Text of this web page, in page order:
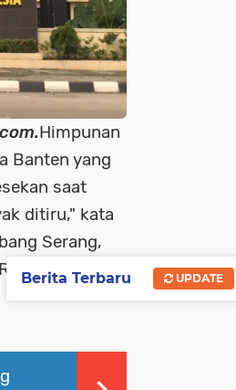
Himpunan
Banten yang
saat
ditiru," kata
Serang,
16
Berita Terbaru UPDATE